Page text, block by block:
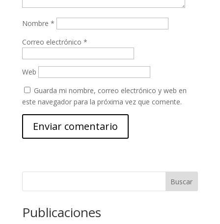
Nombre *
Correo electrónico *
Web
Guarda mi nombre, correo electrónico y web en
este navegador para la próxima vez que comente.
Buscar
Publicaciones